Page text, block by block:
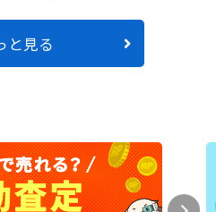
と見る